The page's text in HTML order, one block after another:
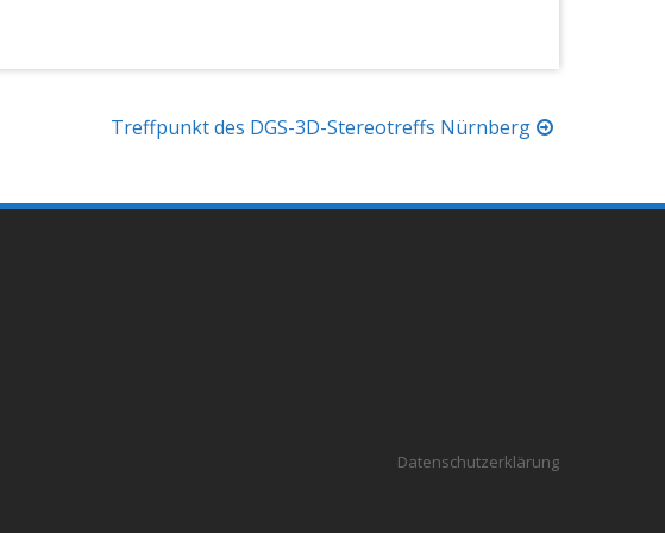
Treffpunkt des DGS-3D-Stereotreffs Nürnberg
Datenschutzerklärung